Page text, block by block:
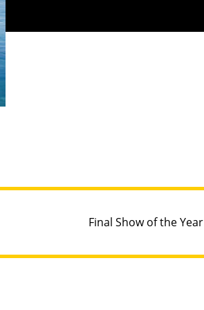
Final Show of the Year